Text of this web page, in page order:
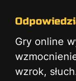
Gry online
wzrok,